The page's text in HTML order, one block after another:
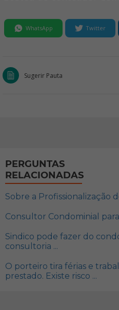
WhatsApp Twitter
Sugerir Pauta
PERGUNTAS
RELACIONADAS
Sobre a Profissionalização
Consultor Condominial
Sindico pode fazer do
consultoria ...
O porteiro tira férias e
prestado. Existe risco ...